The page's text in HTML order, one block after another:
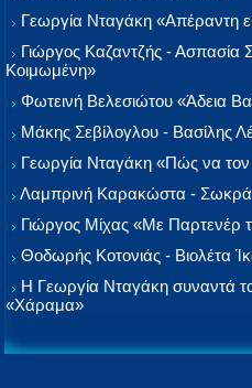
Γεωργία Νταγάκη «Aπέραντη
Γιώργος Καζαντζής - Ασπασία
Κοιμωμένη»
Φωτεινή Βελεσιώτου «Άδεια
Μάκης Σεβίλογλου - Βασίλης
Γεωργία Νταγάκη «Πώς να
Λαμπρινή Καρακώστα -
Γιώργος Μίχας «Με Παρτενέρ
Θοδωρής Κοτονιάς - Βιολέτα
Η Γεωργία Νταγάκη συναντά
«Χάραμα»